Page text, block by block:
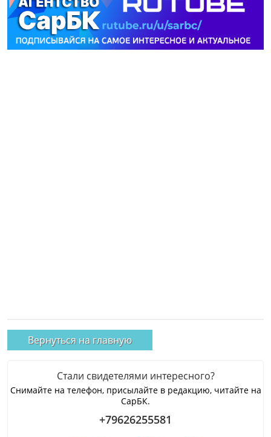
Вернуться на главную
Стали свидетелями интересного?
Снимайте на телефон, присылайте в редакцию, читайте на
СарБК.
+79626255581